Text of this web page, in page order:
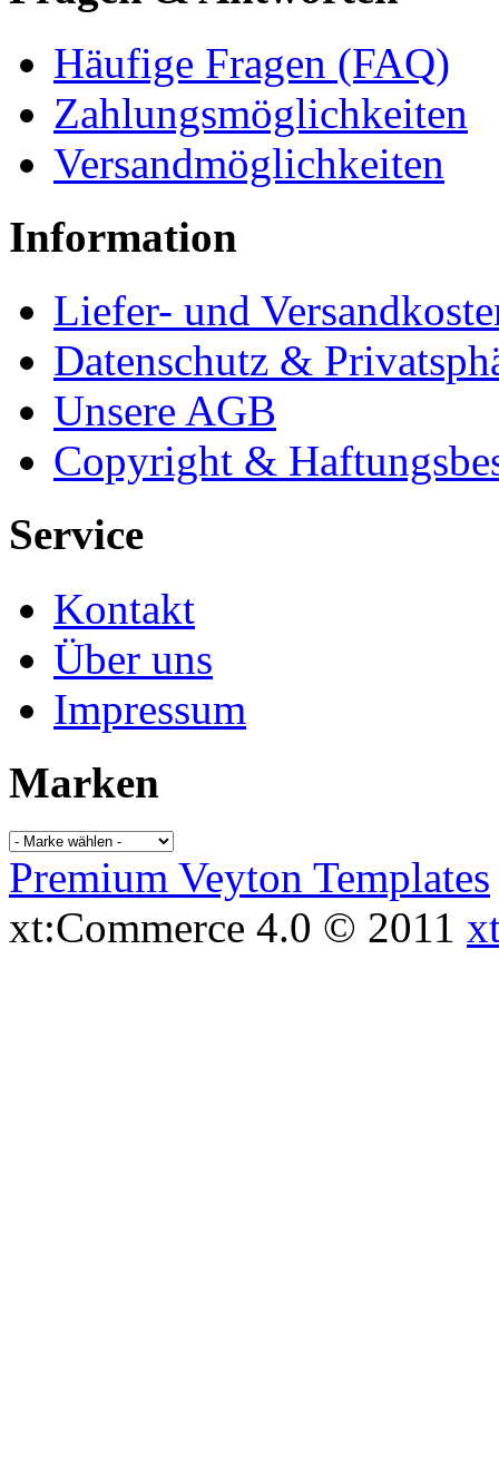
Häufige Fragen (FAQ)
Zahlungsmöglichkeiten
Versandmöglichkeiten
Information
Liefer- und
Datenschutz &
Unsere AGB
Copyright &
Service
Kontakt
Über uns
Impressum
Marken
Premium Veyton Templates
xt:Commerce 4.0 © 2011